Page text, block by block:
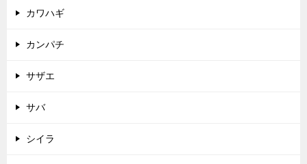
カワハギ
カンパチ
サザエ
サバ
シイラ